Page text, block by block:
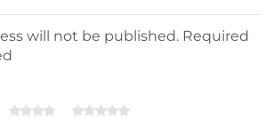
will not be published. Required